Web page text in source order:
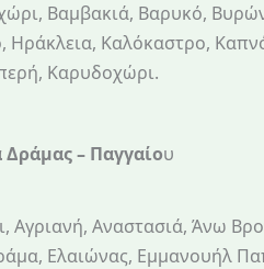
Βαμβακιά, Βαρυκό,
Ηράκλεια, Καλόκαστρο,
Καρυδοχώρι.
– Παγγαίου
Αγριανή, Αναστασιά, Άνω
Ελαιώνας, Εμμανουήλ